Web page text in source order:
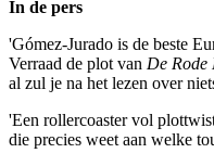
In de pers
'Gómez-Jurado is de beste
Verraad de plot van De
al zul je na het lezen over
'Een rollercoaster vol
die precies weet aan welke